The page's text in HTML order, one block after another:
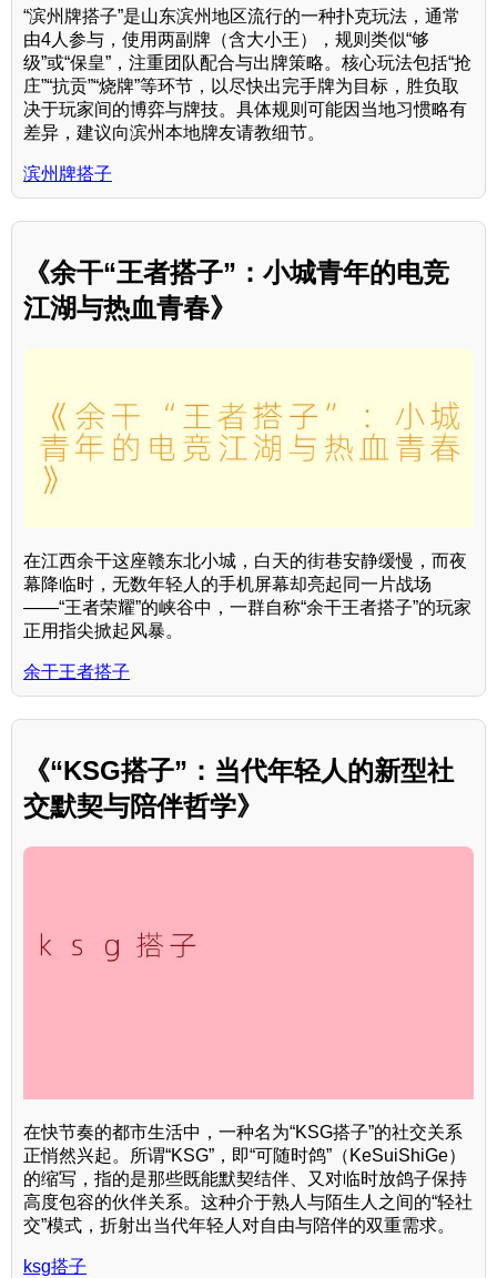
“滨州牌搭子”是山东滨州地区流行的一种扑克玩法，通常
由4人参与，使用两副牌（含大小王），规则类似“够
级”或“保皇”，注重团队配合与出牌策略。核心玩法包括“抢
庄”“抗贡”“烧牌”等环节，以尽快出完手牌为目标，胜负取
决于玩家间的博弈与牌技。具体规则可能因当地习惯略有
差异，建议向滨州本地牌友请教细节。
滨州牌搭子
《余干“王者搭子”：小城青年的电竞
江湖与热血青春》
在江西余干这座赣东北小城，白天的街巷安静缓慢，而夜
幕降临时，无数年轻人的手机屏幕却亮起同一片战场
——“王者荣耀”的峡谷中，一群自称“余干王者搭子”的玩家
正用指尖掀起风暴。
余干王者搭子
《“KSG搭子”：当代年轻人的新型社
交默契与陪伴哲学》
在快节奏的都市生活中，一种名为“KSG搭子”的社交关系
正悄然兴起。所谓“KSG”，即“可随时鸽”（KeSuiShiGe）
的缩写，指的是那些既能默契结伴、又对临时放鸽子保持
高度包容的伙伴关系。这种介于熟人与陌生人之间的“轻社
交”模式，折射出当代年轻人对自由与陪伴的双重需求。
ksg搭子